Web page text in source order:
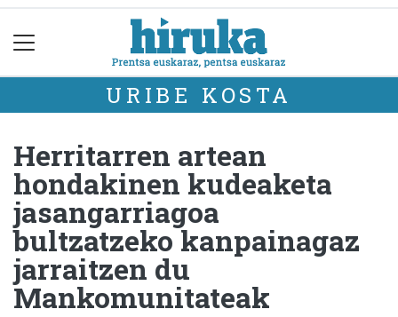
URIBE KOSTA
Herritarren artean
hondakinen kudeaketa
jasangarriagoa
bultzatzeko kanpainagaz
jarraitzen du
Mankomunitateak